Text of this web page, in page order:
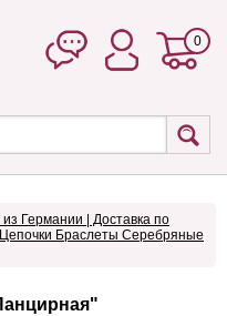
0
Германии | Доставка по
Цепочки Браслеты Серебряные